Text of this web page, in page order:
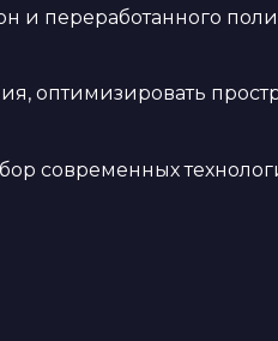
и переработанного
оптимизировать
современных